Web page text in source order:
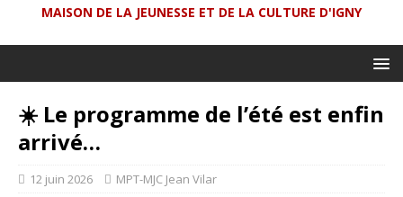
MAISON DE LA JEUNESSE ET DE LA CULTURE D'IGNY
☀️ Le programme de l’été est enfin
arrivé…
12 juin 2026 MPT-MJC Jean Vilar